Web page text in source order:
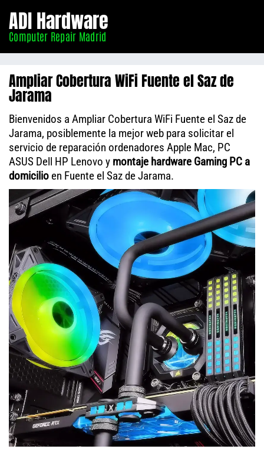
Madrid
ADI Hardware
Computer Repair Madrid
Ampliar Cobertura WiFi Fuente el Saz de
Jarama
Bienvenidos a Ampliar Cobertura WiFi Fuente el Saz de
Jarama, posiblemente la mejor web para solicitar el
servicio de reparación ordenadores Apple Mac, PC
ASUS Dell HP Lenovo y montaje hardware Gaming PC a
domicilio en Fuente el Saz de Jarama.